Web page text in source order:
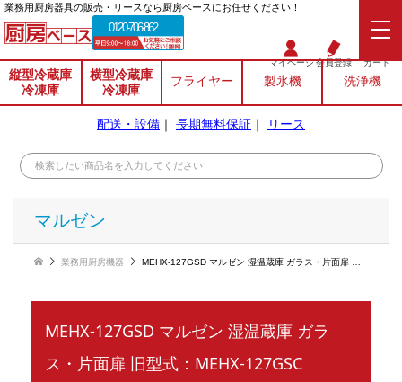
業務⽤厨房器具の販売・リースなら厨房ベースにお任せください！
0120-706-862
マイページ会員登録 カート
縦型冷蔵庫
冷凍庫
横型冷蔵庫
冷凍庫
フライヤー 製氷機 洗浄機
配送・設備 ｜ 長期無料保証 ｜ リース
マルゼン
業務用厨房機器 MEHX-127GSD マルゼン 湿温蔵庫 ガラス・片面扉 旧型式：MEHX-127GSC
MEHX-127GSD マルゼン 湿温蔵庫 ガラ
ス・片面扉 旧型式：MEHX-127GSC